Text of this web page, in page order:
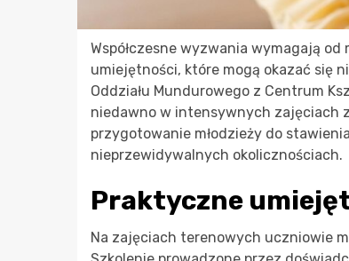
Współczesne wyzwania wymagają
umiejętności, które mogą okazać się
Oddziału Mundurowego z Centrum
niedawno w intensywnych zajęciach
przygotowanie młodzieży do
nieprzewidywalnych okolicznościach.
Praktyczne
Na zajęciach terenowych uczniowie